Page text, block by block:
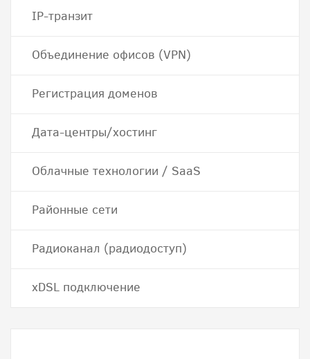
IP-транзит
Объединение офисов (VPN)
Регистрация доменов
Дата-центры/хостинг
Облачные технологии / SaaS
Районные сети
Радиоканал (радиодоступ)
хDSL подключение